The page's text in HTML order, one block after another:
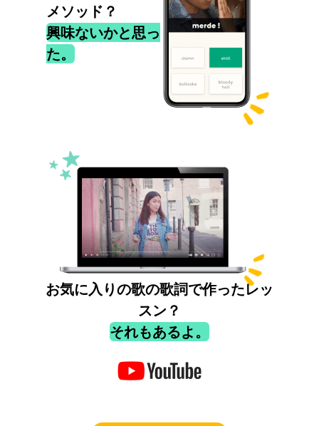
メソッド？
興味ないかと思っ
た。
お気に入りの歌の歌詞で作ったレッ
スン？
それもあるよ。